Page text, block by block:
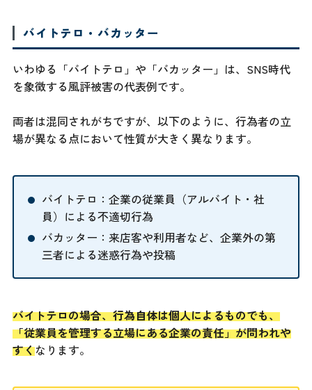
バイトテロ・バカッター
いわゆる「バイトテロ」や「バカッター」は、SNS時代
を象徴する風評被害の代表例です。
両者は混同されがちですが、以下のように、行為者の立
場が異なる点において性質が大きく異なります。
バイトテロ：企業の従業員（アルバイト・社
員）による不適切行為
バカッター：来店客や利用者など、企業外の第
三者による迷惑行為や投稿
バイトテロの場合、行為自体は個人によるものでも、
「従業員を管理する立場にある企業の責任」が問われや
すくなります。